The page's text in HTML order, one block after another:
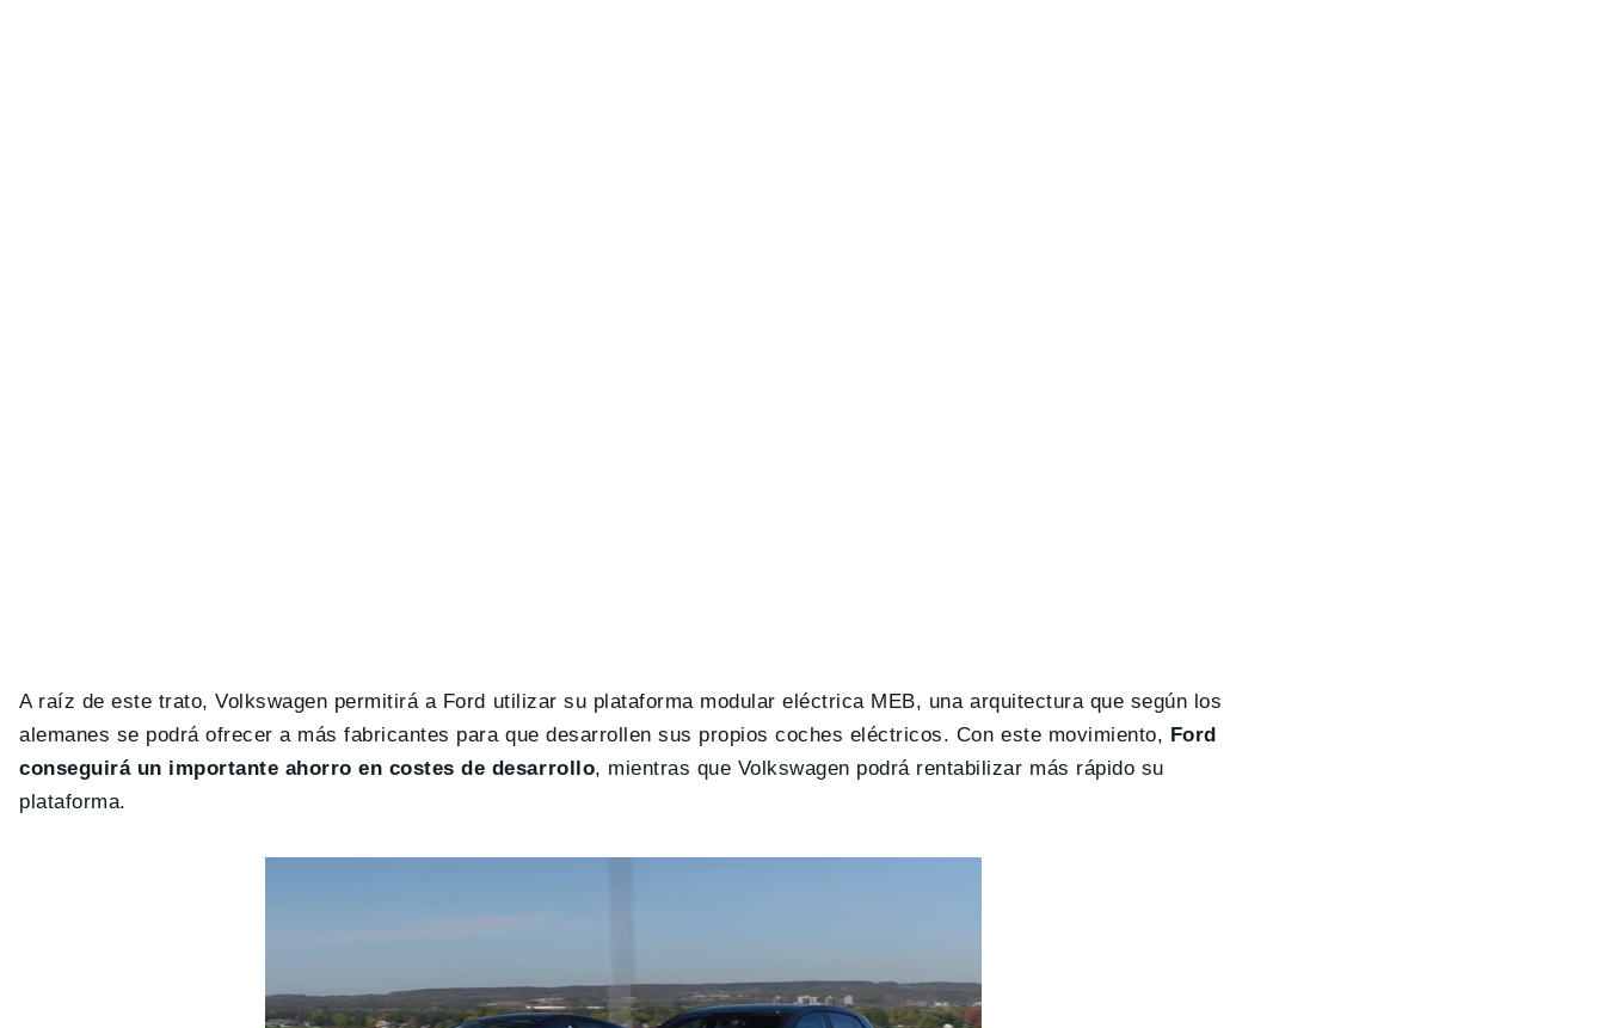
A raíz de este trato, Volkswagen permitirá a Ford utilizar su plataforma modular eléctrica MEB, una arquitectura que según los
alemanes se podrá ofrecer a más fabricantes para que desarrollen sus propios coches eléctricos. Con este movimiento, Ford
conseguirá un importante ahorro en costes de desarrollo, mientras que Volkswagen podrá rentabilizar más rápido su
plataforma.